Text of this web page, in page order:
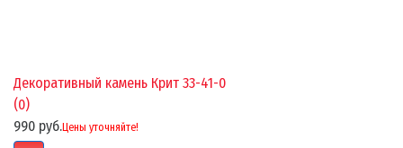
Декоративный камень Крит 33-41-0
(0)
990 руб.Цены уточняйте!